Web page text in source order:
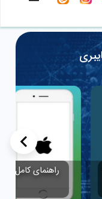
واتس‌اپ از اندروید به
آیفون
>